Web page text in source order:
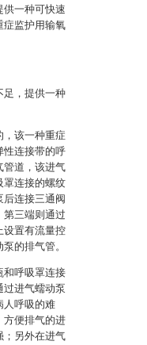
供一种可快速
症监护用输氧
足，提供一种
，该一种重症
性连接带的呼
管道，该进气
罩连接的螺纹
后连接三通阀
第三端则通过
设置有流量控
的排气管。
和呼吸罩连接
过进气蠕动泵
人呼吸的难
方便排气的进
；另外在进气